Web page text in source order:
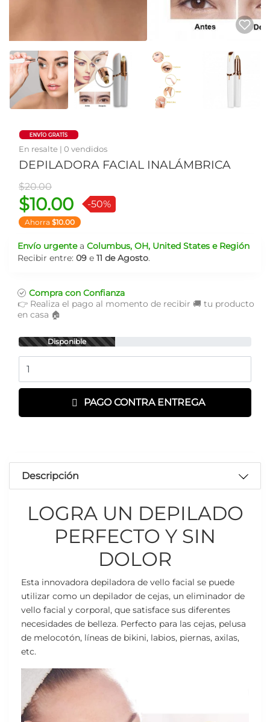
En resalte | 0 vendidos
DEPILADORA FACIAL INALÁMBRICA
Precio antiguo
$20.00
$10.00 -50%
Ahorra $10.00
Envío urgentea Columbus, OH, United States e Región
Recibir entre: 09 e 11 de Agosto.
Compra con Confianza
👉 Realiza el pago al momento de recibir 🚚 tu producto
en casa 🏠
Disponible
PAGO CONTRA ENTREGA
Descripción
LOGRA UN DEPILADO
PERFECTO Y SIN
DOLOR
Esta innovadora depiladora de vello facial se puede
utilizar como un depilador de cejas, un eliminador de
vello facial y corporal, que satisface sus diferentes
necesidades de belleza. Perfecto para las cejas, pelusa
de melocotón, líneas de bikini, labios, piernas, axilas,
etc.